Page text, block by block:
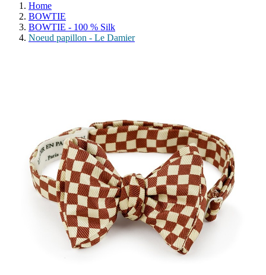
Home
BOWTIE
BOWTIE - 100 % Silk
Noeud papillon - Le Damier